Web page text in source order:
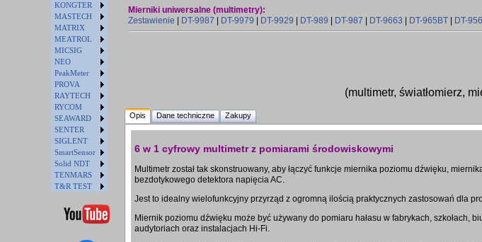
KONGTER
MASTECH
MATRIX
MEATROL
MICSIG
NEO
PeakMeter
PROVA
RAYTECH
RYCOM
SEAWARD
SENTER
SIGLENT
SmartSensor
Solid NDT
TENMARS
T&R TEST
Mierniki uniwersalne (multimetry):
Zestawienie
DT-9987 DT-9979 DT-9929 DT-989 DT-987 DT-9663 DT-965BT DT-
(multimetr, światłomierz,
Opis Dane techniczne Zakupy
6 w 1 cyfrowy multimetr z pomiarami środowiskowymi
Multimetr został tak skonstruowany, aby łączyć funkcje miernika poziomu dźwięku,
bezdotykowego detektora napięcia AC.
Jest to idealny wielofunkcyjny przyrząd z ogromną ilością praktycznych zastosowań dla
Miernik poziomu dźwięku może być używany do pomiaru hałasu w fabrykach, szkołach,
audytoriach oraz instalacjach Hi-Fi.